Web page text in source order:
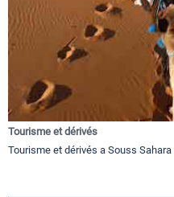
Tourisme et dérivés
Tourisme et dérivés a Souss